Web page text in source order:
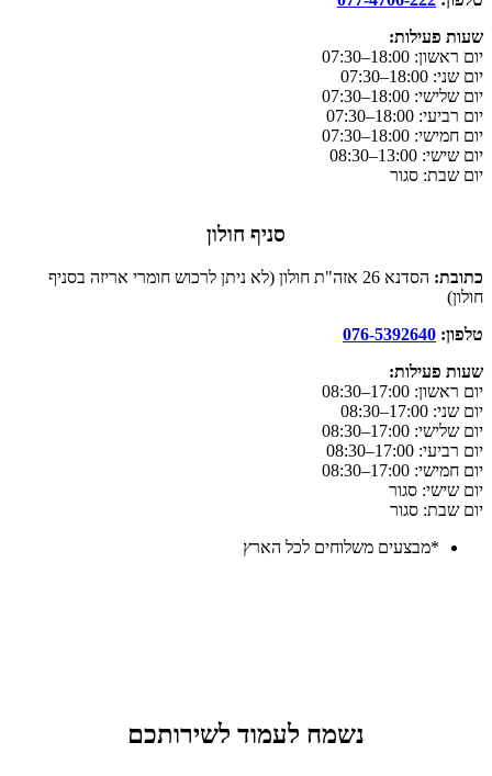
שעות פעילות:
יום ראשון: 18:00–07:30
יום שני: 18:00–07:30
יום שלישי: 18:00–07:30
יום רביעי: 18:00–07:30
יום חמישי: 18:00–07:30
יום שישי: 13:00–08:30
יום שבת: סגור
סניף חולון
כתובת:
הסדנא 26 אזה"ת חולון (לא ניתן לרכוש חומרי אריזה בסניף
חולון)
טלפון: 076-5392640
שעות פעילות:
יום ראשון: 17:00–08:30
יום שני: 17:00–08:30
יום שלישי: 17:00–08:30
יום רביעי: 17:00–08:30
יום חמישי: 17:00–08:30
יום שישי: סגור
יום שבת: סגור
*מבצעים משלוחים לכל הארץ
נשמח לעמוד לשירותכם